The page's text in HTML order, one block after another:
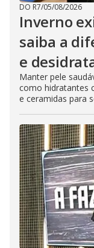
DO R7/05/08/2026
Inverno
saiba a
e
Manter pele
como hidratantes
e ceramidas para